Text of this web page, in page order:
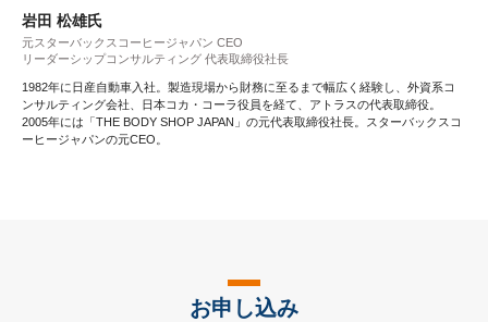
岩田 松雄氏
元スターバックスコーヒージャパン CEO
リーダーシップコンサルティング 代表取締役社長
1982年に日産自動車入社。製造現場から財務に至るまで幅広く経験し、外資系コ
ンサルティング会社、日本コカ・コーラ役員を経て、アトラスの代表取締役。
2005年には「THE BODY SHOP JAPAN」の元代表取締役社長。スターバックスコ
ーヒージャパンの元CEO。
お申し込み